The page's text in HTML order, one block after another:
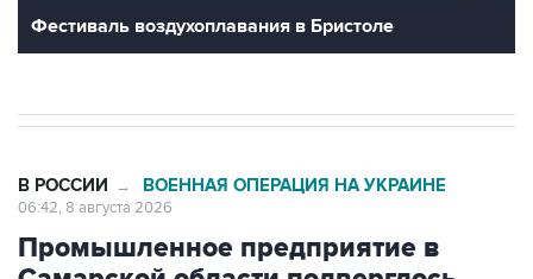
Промышленное предприятие в
Самарской области подверглось
атаке БПЛА